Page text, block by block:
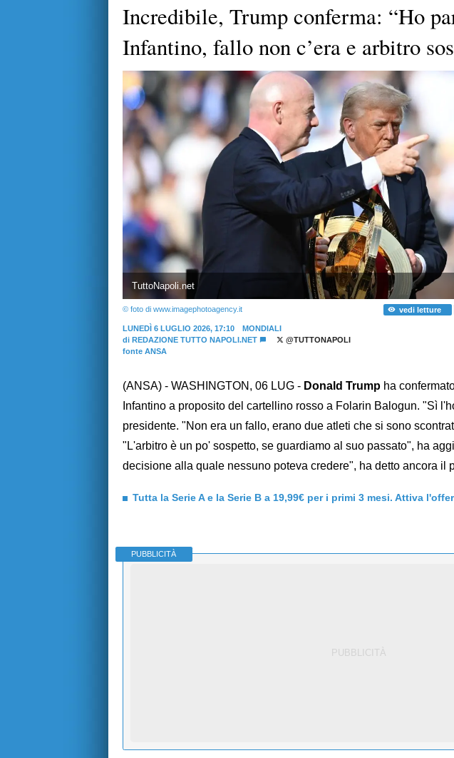
Incredibile, Trump conferma: “Ho
Infantino, fallo non c’era e arbitro
TuttoNapoli.net
© foto di www.imagephotoagency.it vedi letture
LUNEDÌ 6 LUGLIO 2026, 17:10
MONDIALI
di REDAZIONE TUTTO NAPOLI.NET
@TUTTONAPOLI
fonte ANSA
(ANSA) - WASHINGTON, 06 LUG - Donald Trump ha
Infantino a proposito del cartellino rosso a Folarin Balogun. "Sì
presidente. "Non era un fallo, erano due atleti che si sono
"L'arbitro è un po' sospetto, se guardiamo al suo passato", ha
decisione alla quale nessuno poteva credere", ha detto ancora il
Tutta la Serie A e la Serie B a 19,99€ per i primi 3 mesi. Attiva
PUBBLICITÀ